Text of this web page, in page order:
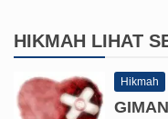
HIKMAH LIHAT
Hikmah